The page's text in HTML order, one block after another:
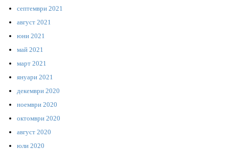
септември 2021
август 2021
юни 2021
май 2021
март 2021
януари 2021
декември 2020
ноември 2020
октомври 2020
август 2020
юли 2020